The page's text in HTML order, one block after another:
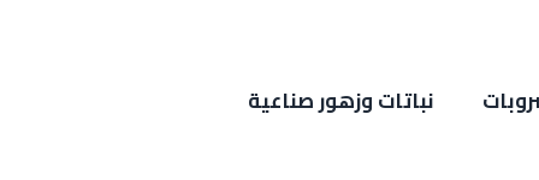
نباتات وزهور صناعية